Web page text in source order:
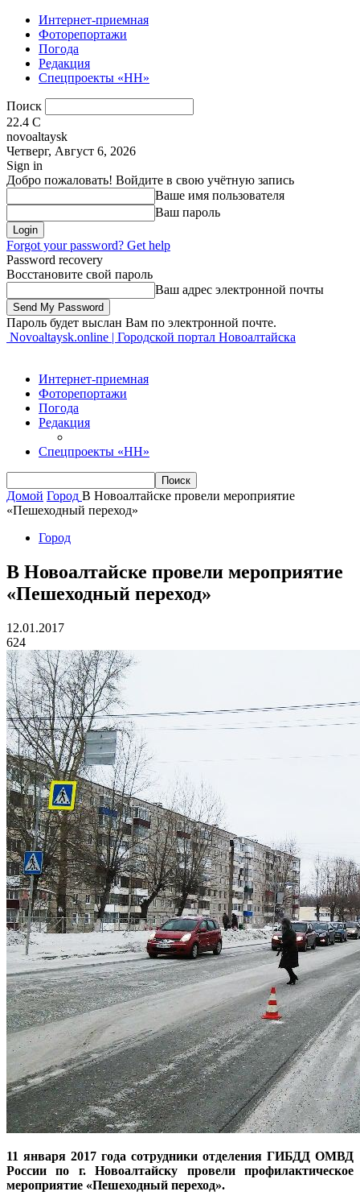
Интернет-приемная
Фоторепортажи
Погода
Редакция
Спецпроекты «НН»
Поиск
22.4 C
novoaltaysk
Четверг, Август 6, 2026
Sign in
Добро пожаловать! Войдите в свою учётную запись
Ваше имя пользователя
Ваш пароль
Forgot your password? Get help
Password recovery
Восстановите свой пароль
Ваш адрес электронной почты
Пароль будет выслан Вам по электронной почте.
Novoaltaysk.online | Городской портал Новоалтайска
Интернет-приемная
Фоторепортажи
Погода
Редакция
Спецпроекты «НН»
Домой Город В Новоалтайске провели мероприятие
«Пешеходный переход»
Город
В Новоалтайске провели мероприятие
«Пешеходный переход»
12.01.2017
624
11 января 2017 года сотрудники отделения ГИБДД ОМВД
России по г. Новоалтайску провели профилактическое
мероприятие «Пешеходный переход».